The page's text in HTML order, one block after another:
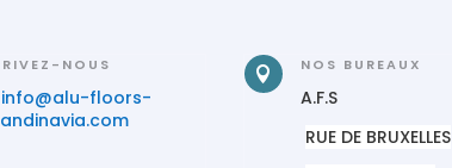
NOUS
info@alu-floors-
 NOS BUREAUX
A.F.S
RUE DE BRUXELLES